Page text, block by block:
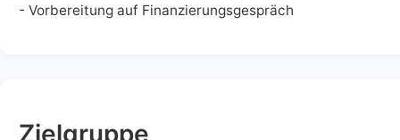
- Vorbereitung auf Finanzierungsgespräch